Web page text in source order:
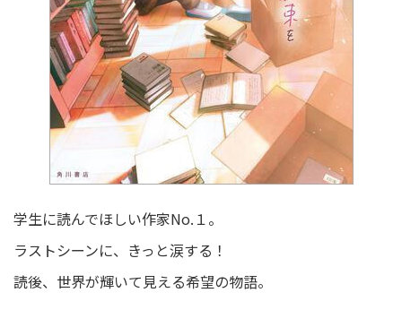
学生に読んでほしい作家No.１。
ラストシーンに、きっと涙する！
読後、世界が輝いて見える希望の物語。